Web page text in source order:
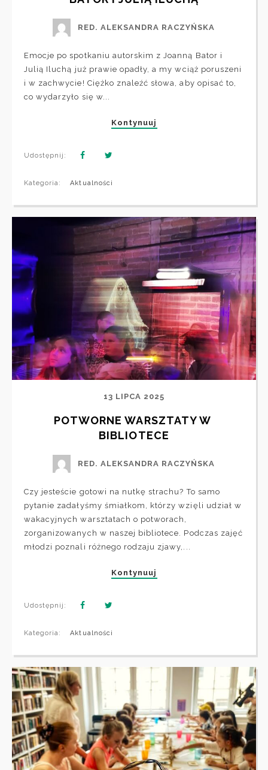
RED. ALEKSANDRA RACZYŃSKA
Emocje po spotkaniu autorskim z Joanną Bator i
Julią Iluchą już prawie opadły, a my wciąż poruszeni
i w zachwycie! Ciężko znaleźć słowa, aby opisać to,
co wydarzyło się w...
Kontynuuj
Udostępnij:
Kategoria: Aktualności
13 LIPCA 2025
POTWORNE WARSZTATY W
BIBLIOTECE
RED. ALEKSANDRA RACZYŃSKA
Czy jesteście gotowi na nutkę strachu? To samo
pytanie zadałyśmy śmiałkom, którzy wzięli udział w
wakacyjnych warsztatach o potworach,
zorganizowanych w naszej bibliotece. Podczas zajęć
młodzi poznali różnego rodzaju zjawy,...
Kontynuuj
Udostępnij:
Kategoria: Aktualności